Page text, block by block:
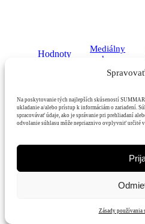
Na poskytovanie tých najlepších skúseností
ukladanie a/alebo prístup k informáciám o zariadení.
spracovávať údaje, ako je správanie pri prehliadaní
odvolanie súhlasu môže nepriaznivo ovplyvniť určité
Zásady používania
Hodnoty
Mediálny
dom